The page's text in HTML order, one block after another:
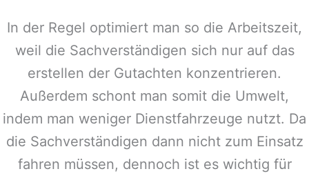
In der Regel optimiert man so die Arbeitszeit,
weil die Sachverständigen sich nur auf das
erstellen der Gutachten konzentrieren.
Außerdem schont man somit die Umwelt,
indem man weniger Dienstfahrzeuge nutzt. Da
die Sachverständigen dann nicht zum Einsatz
fahren müssen, dennoch ist es wichtig für